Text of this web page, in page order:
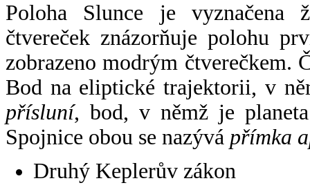
Poloha Slunce je vyznačena
čtvereček znázorňuje polohu
zobrazeno modrým čtverečkem.
Bod na eliptické trajektorii, v
přísluní, bod, v němž je
Spojnice obou se nazývá přímka
Druhý Keplerův zákon